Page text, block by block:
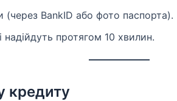
(через BankID або фото паспорта).
протягом 10 хвилин.
кредиту